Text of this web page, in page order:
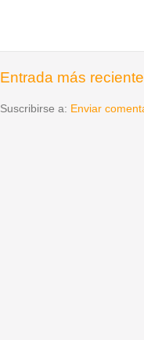
Entrada más reciente
Suscribirse a: Enviar